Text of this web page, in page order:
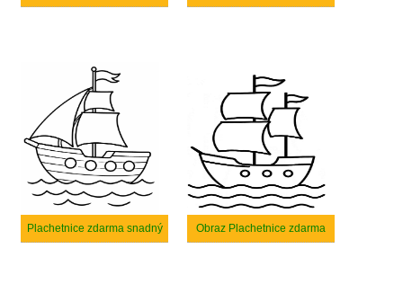
Plachetnice zdarma snadný Obraz Plachetnice zdarma